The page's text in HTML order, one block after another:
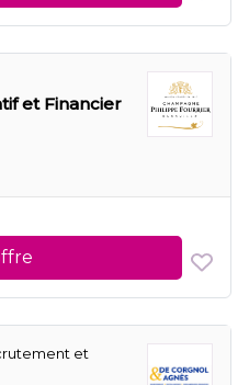
et Financier
et